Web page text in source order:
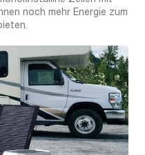
noch mehr Energie zum